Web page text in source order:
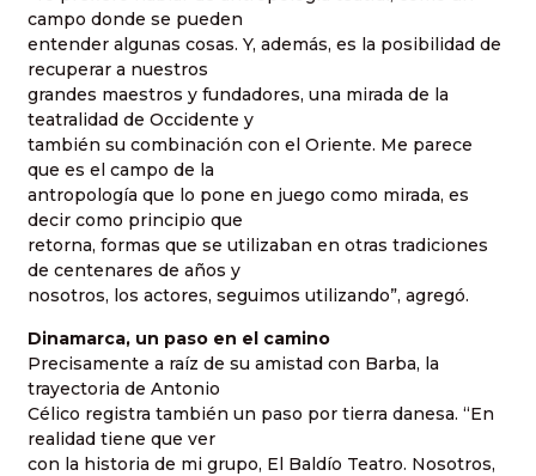
campo donde se pueden
entender algunas cosas. Y, además, es la posibilidad de
recuperar a nuestros
grandes maestros y fundadores, una mirada de la
teatralidad de Occidente y
también su combinación con el Oriente. Me parece
que es el campo de la
antropología que lo pone en juego como mirada, es
decir como principio que
retorna, formas que se utilizaban en otras tradiciones
de centenares de años y
nosotros, los actores, seguimos utilizando”, agregó.
Dinamarca, un paso en el camino
Precisamente a raíz de su amistad con Barba, la
trayectoria de Antonio
Célico registra también un paso por tierra danesa. “En
realidad tiene que ver
con la historia de mi grupo, El Baldío Teatro. Nosotros,